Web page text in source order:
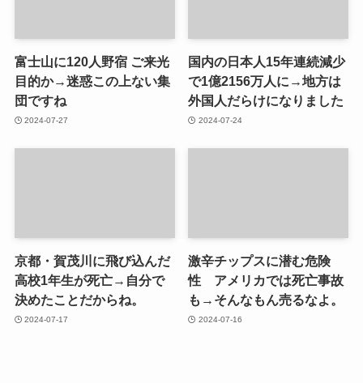
富士山に120人野宿 ご来光
目的か→迷惑この上ない集
団ですね
2024-07-27
国内の日本人15年連続減少
で1億2156万人に→地方は
外国人だらけになりました
2024-07-24
京都・賀茂川に飛び込んだ
高校1年生が死亡→自分で
決めたことだからね。
2024-07-17
激辛チップスに潜む危険
性 アメリカでは死亡事故
も→そんなもん売るなよ。
2024-07-16